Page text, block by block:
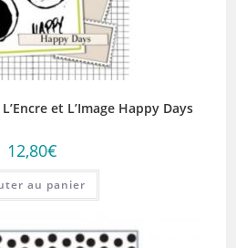
et L’Image Happy Days
12,80€
au panier